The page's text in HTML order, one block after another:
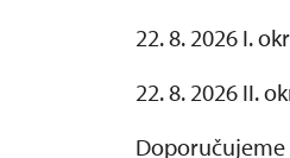
22. 8. 2026 I.
22. 8. 2026 II.